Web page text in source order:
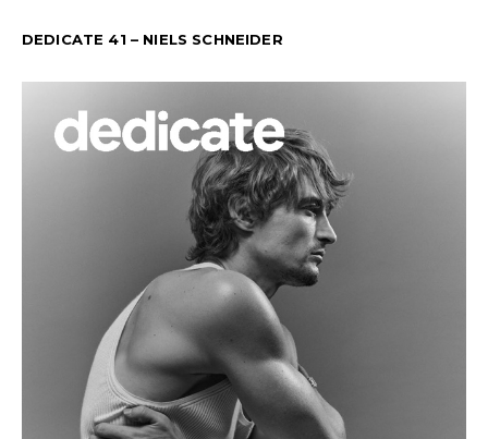
DEDICATE 41 – NIELS SCHNEIDER